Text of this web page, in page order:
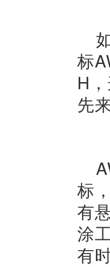
标
H
先
标
有
涂
有